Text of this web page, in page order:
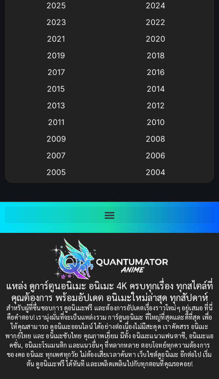
Animation การ์ตูน
Animation อนิเมะ
Animation แอนิเมชัน
(9)
Big tits (นมใหญ่)
Bitch (ผู้หญิงร่าน)
Bondage (ทาส)(1)
(1)
Censored (เซ็นเซอร์)(19)
Comedy (ตลก)(85)
Comedy (ตลก)(235)
Comic Book การ์ตูน(1)
2025
2024
2023
2022
2021
2020
2019
2018
2017
2016
2015
2014
2013
2012
2011
2010
2009
2008
2007
2006
2005
2004
1997
1993
1991
1989
1988
1987
1985
1984
1983
1982
1981
1980
1979
แหล่ง ดูการ์ตูนอนิเมะ อนิเมะ 4K ครบทุกเรื่อง ทุกสไตล์ที่
คุณต้องการ พร้อมอัปเดต อนิเมะใหม่ล่าสุด ทุกสัปดาห์
สำหรับผู้ที่ชื่นชอบการ ดูอนิเมะฟรี และต้องการอัปเดตเรื่องราวใหม่ๆ อยู่เสมอ ที่นี่
คือคำตอบ! เรามุ่งมั่นที่จะเป็นแหล่งรวม การ์ตูนอนิเมะ ที่ใหญ่ที่สุดและดีที่สุด เพื่อ
ให้คุณสามารถ ดูอนิเมะออนไลน์ ได้อย่างต่อเนื่องไม่มีสะดุด เราคัดสรร อนิเมะ
พากย์ไทย และ อนิเมะซับไทย คุณภาพเยี่ยม มีทั้ง อนิเมะแนวแฟนตาซี, อนิเมะแอ
คชั่น, อนิเมะโรแมนติก และแนวอื่นๆ ที่หลากหลาย ตอบโจทย์ทุกความต้องการ
ของคอ อนิเมะ ทุกเพศทุกวัย ไม่ต้องเสียเวลาค้นหา เว็บไซต์ดูอนิเมะ อีกต่อไป เริ่ม
ต้น ดูอนิเมะฟรี ได้ทันที และเพลิดเพลินไปกับทุกตอนที่คุณรอคอย!